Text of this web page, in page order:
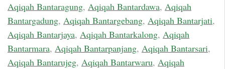
Aqiqah Bantaragung, Aqiqah Bantardawa, Aqiqah
Bantargadung, Aqiqah Bantargebang, Aqiqah Bantarjati,
Aqiqah Bantarjaya, Aqiqah Bantarkalong, Aqiqah
Bantarmara, Aqiqah Bantarpanjang, Aqiqah Bantarsari,
Aqiqah Bantarujeg, Aqiqah Bantarwaru, Aqiqah